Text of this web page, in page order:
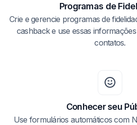
Programas de
Crie e gerencie programas de
cashback e use essas
contatos.
Conhecer seu
Use formulários automáticos com